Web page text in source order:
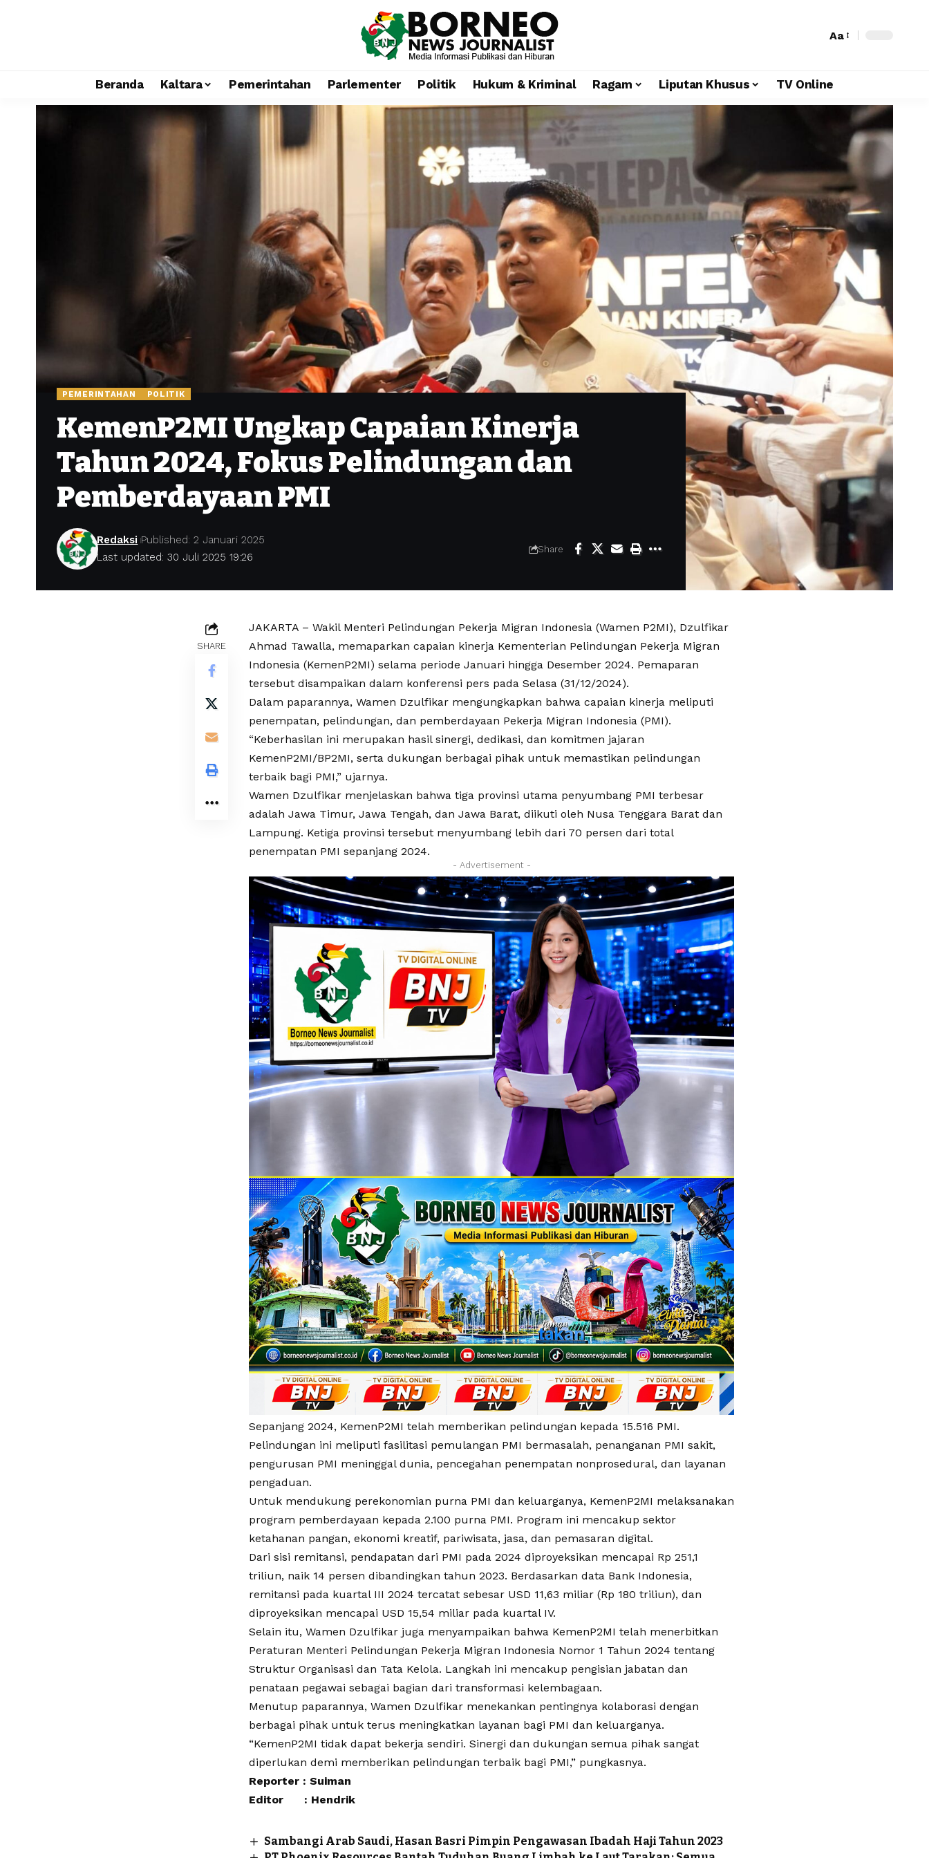
Aa
Beranda Kaltara Pemerintahan Parlementer Politik Hukum & Kriminal Ragam Liputan Khusus TV Online
PEMERINTAHAN POLITIK
KemenP2MI Ungkap Capaian Kinerja
Tahun 2024, Fokus Pelindungan dan
Pemberdayaan PMI
Last updated: 30 Juli 2025 19:26
Redaksi Published: 2 Januari 2025
Share
SHARE
JAKARTA – Wakil Menteri Pelindungan Pekerja Migran Indonesia (Wamen P2MI), Dzulfikar
Ahmad Tawalla, memaparkan capaian kinerja Kementerian Pelindungan Pekerja Migran
Indonesia (KemenP2MI) selama periode Januari hingga Desember 2024. Pemaparan
tersebut disampaikan dalam konferensi pers pada Selasa (31/12/2024).
Dalam paparannya, Wamen Dzulfikar mengungkapkan bahwa capaian kinerja meliputi
penempatan, pelindungan, dan pemberdayaan Pekerja Migran Indonesia (PMI).
“Keberhasilan ini merupakan hasil sinergi, dedikasi, dan komitmen jajaran
KemenP2MI/BP2MI, serta dukungan berbagai pihak untuk memastikan pelindungan
terbaik bagi PMI,” ujarnya.
Wamen Dzulfikar menjelaskan bahwa tiga provinsi utama penyumbang PMI terbesar
adalah Jawa Timur, Jawa Tengah, dan Jawa Barat, diikuti oleh Nusa Tenggara Barat dan
Lampung. Ketiga provinsi tersebut menyumbang lebih dari 70 persen dari total
penempatan PMI sepanjang 2024.
- Advertisement -
Sepanjang 2024, KemenP2MI telah memberikan pelindungan kepada 15.516 PMI.
Pelindungan ini meliputi fasilitasi pemulangan PMI bermasalah, penanganan PMI sakit,
pengurusan PMI meninggal dunia, pencegahan penempatan nonprosedural, dan layanan
pengaduan.
Untuk mendukung perekonomian purna PMI dan keluarganya, KemenP2MI melaksanakan
program pemberdayaan kepada 2.100 purna PMI. Program ini mencakup sektor
ketahanan pangan, ekonomi kreatif, pariwisata, jasa, dan pemasaran digital.
Dari sisi remitansi, pendapatan dari PMI pada 2024 diproyeksikan mencapai Rp 251,1
triliun, naik 14 persen dibandingkan tahun 2023. Berdasarkan data Bank Indonesia,
remitansi pada kuartal III 2024 tercatat sebesar USD 11,63 miliar (Rp 180 triliun), dan
diproyeksikan mencapai USD 15,54 miliar pada kuartal IV.
Selain itu, Wamen Dzulfikar juga menyampaikan bahwa KemenP2MI telah menerbitkan
Peraturan Menteri Pelindungan Pekerja Migran Indonesia Nomor 1 Tahun 2024 tentang
Struktur Organisasi dan Tata Kelola. Langkah ini mencakup pengisian jabatan dan
penataan pegawai sebagai bagian dari transformasi kelembagaan.
Menutup paparannya, Wamen Dzulfikar menekankan pentingnya kolaborasi dengan
berbagai pihak untuk terus meningkatkan layanan bagi PMI dan keluarganya.
“KemenP2MI tidak dapat bekerja sendiri. Sinergi dan dukungan semua pihak sangat
diperlukan demi memberikan pelindungan terbaik bagi PMI,” pungkasnya.
Reporter : Suiman
Editor : Hendrik
Sambangi Arab Saudi, Hasan Basri Pimpin Pengawasan Ibadah Haji Tahun 2023